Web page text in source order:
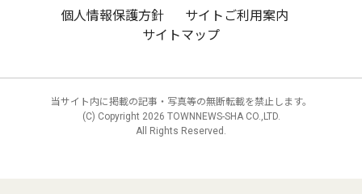
個人情報保護方針
サイトご利用案内
サイトマップ
当サイト内に掲載の記事・写真等の無断転載を禁止します。
(C) Copyright 2026 TOWNNEWS-SHA CO.,LTD.
All Rights Reserved.